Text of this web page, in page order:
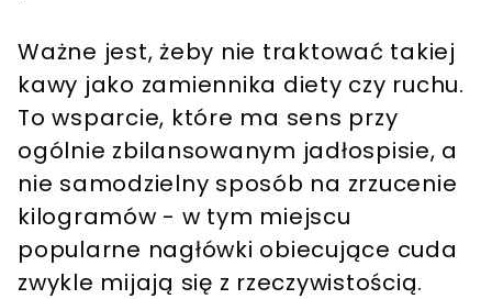
Ważne jest, żeby nie traktować takiej
kawy jako zamiennika diety czy ruchu.
To wsparcie, które ma sens przy
ogólnie zbilansowanym jadłospisie, a
nie samodzielny sposób na zrzucenie
kilogramów - w tym miejscu
popularne nagłówki obiecujące cuda
zwykle mijają się z rzeczywistością.